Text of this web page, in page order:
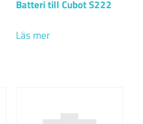
Batteri till Cubot S222
Läs mer